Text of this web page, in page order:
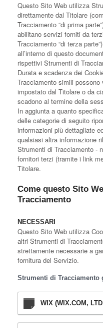
Questo Sito Web utilizza
direttamente dal Titolare
Tracciamento “di prima
abilitano servizi forniti da
Tracciamento “di terza
all’interno di questo
rispettivi Strumenti di
Durata e scadenza dei
Tracciamento simili
impostato dal Titolare o da
scadono al termine della
In aggiunta a quanto
delle categorie di seguito
informazioni più dettagliate
qualsiasi altra informazione
Strumenti di Tracciamento -
fornitori terzi (tramite i link
Titolare.
Come questo Sito
Tracciamento
NECESSARI
Questo Sito Web utilizza
altri Strumenti di
strettamente necessarie a
fornitura del Servizio.
Strumenti di Tracciamento
WIX (WIX.COM,